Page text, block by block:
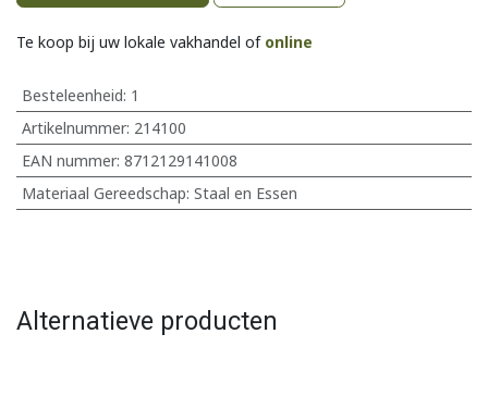
Te koop bij uw lokale vakhandel of online
Besteleenheid: 1
Artikelnummer: 214100
EAN nummer: 8712129141008
Materiaal Gereedschap: Staal en Essen
Alternatieve producten